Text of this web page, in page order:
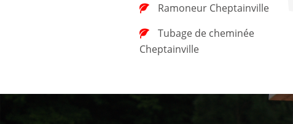
Ramoneur Cheptainville
Cheptainville